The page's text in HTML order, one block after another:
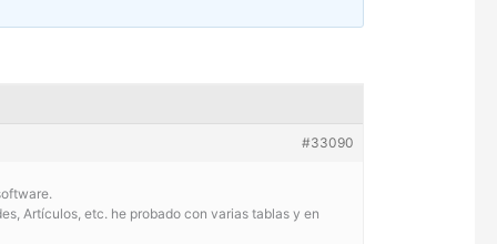
#33090
Artículos, etc. he probado con varias tablas y en